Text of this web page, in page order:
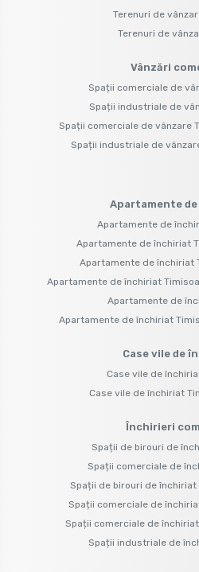
Terenuri de
Terenuri de
Vânzări
Spații comerciale de
Spații industriale de
Spații comerciale de vânzare
Spații industriale de
Apartamente
Apartamente de
Apartamente de închiriat
Apartamente de închiriat
Apartamente de închiriat
Apartamente de
Apartamente de închiriat
Case vile de
Case vile de
Case vile de închiriat
Închirieri
Spații de birouri de
Spații comerciale de
Spații de birouri de închiriat
Spații comerciale de
Spații comerciale de
Spații industriale de